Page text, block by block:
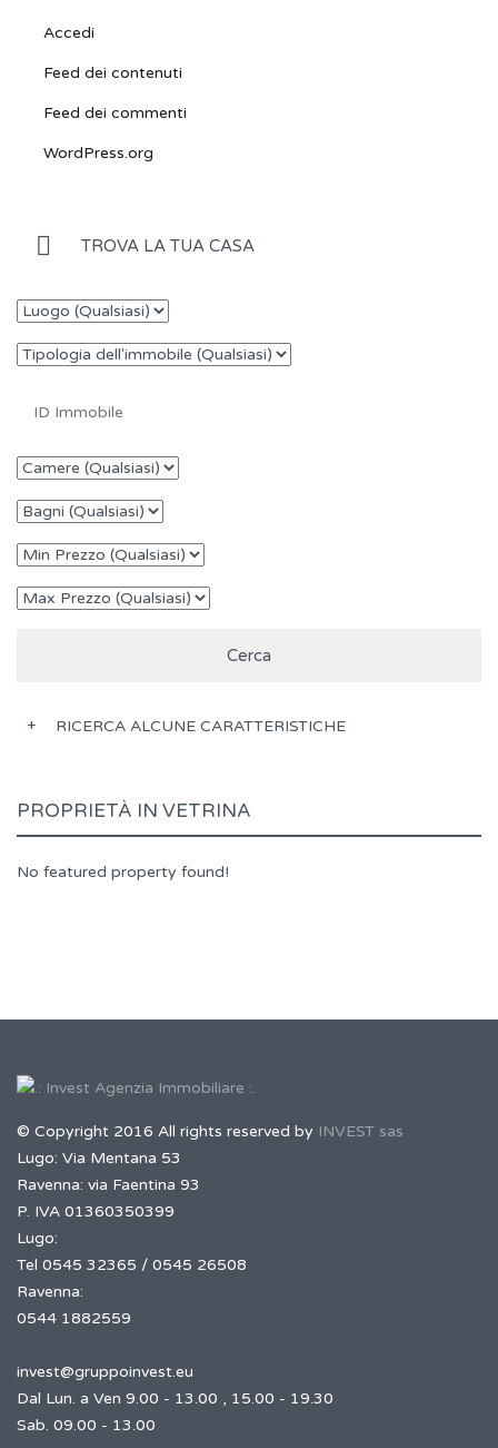
Accedi
Feed dei contenuti
Feed dei commenti
WordPress.org
TROVA LA TUA CASA
RICERCA ALCUNE CARATTERISTICHE
PROPRIETÀ IN VETRINA
No featured property found!
© Copyright 2016 All rights reserved by INVEST sas
Lugo: Via Mentana 53
Ravenna: via Faentina 93
P. IVA 01360350399
Lugo:
Tel 0545 32365 / 0545 26508
Ravenna:
0544 1882559
invest@gruppoinvest.eu
Dal Lun. a Ven 9.00 - 13.00 , 15.00 - 19.30
Sab. 09.00 - 13.00